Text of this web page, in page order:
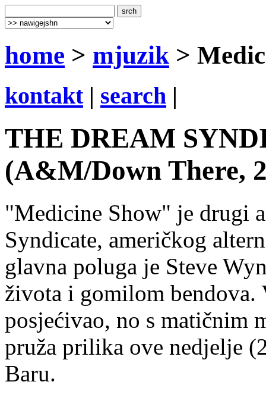
home > mjuzik >
kontakt| search |
THE DREAM
(A&M/Down There,
"Medicine Show" je drugi
Syndicate, američkog
glavna poluga je Steve
života i gomilom bendova.
posjećivao, no s matičnim
pruža prilika ove nedjelje
Baru.